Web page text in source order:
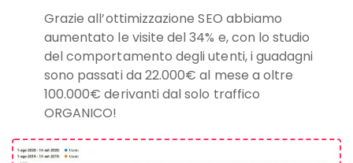
Grazie all’ottimizzazione SEO abbiamo
aumentato le visite del 34% e, con lo studio
del comportamento degli utenti, i guadagni
sono passati da 22.000€ al mese a oltre
100.000€ derivanti dal solo traffico
ORGANICO!